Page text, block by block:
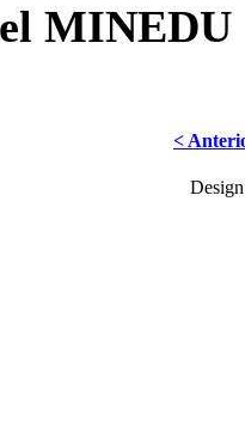
MINEDU
<